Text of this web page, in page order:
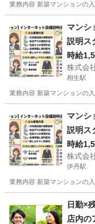
業務内容 新築マンションの
マンシ
説明ス
時給
株式会
相生駅
業務内容 新築マンションの
マンシ
説明ス
時給
株式会
伊丹駅
業務内容 新築マンションの
伊丹駅
日勤×
店内の